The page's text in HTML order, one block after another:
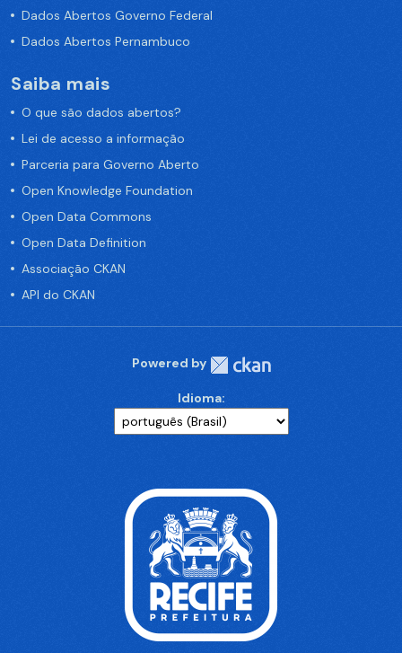
Dados Abertos Governo Federal
Dados Abertos Pernambuco
Saiba mais
O que são dados abertos?
Lei de acesso a informação
Parceria para Governo Aberto
Open Knowledge Foundation
Open Data Commons
Open Data Definition
Associação CKAN
API do CKAN
Powered by
Idioma